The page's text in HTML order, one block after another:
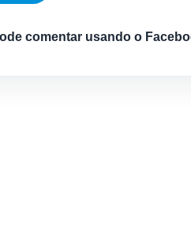
comentar usando o